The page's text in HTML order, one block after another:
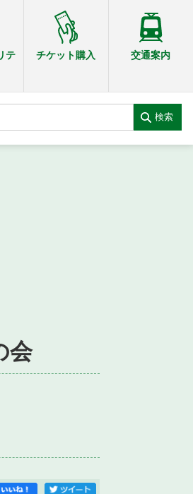
テ
チケット購入 交通案内
検索
会